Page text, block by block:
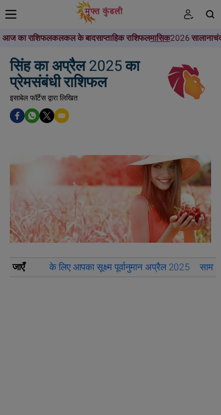
आज का राशिफलकलकल के बादसाप्ताहिक राशिफलमासिक2026 सालाना
सिंह का अप्रैल 2025 का
प्रेमसंबंधी राशिफल
इसाबेल फॉर्टेस द्वारा लिखित
जाएँ के लिए आपका सूक्ष्म पूर्वानुमान अप्रैल 2025